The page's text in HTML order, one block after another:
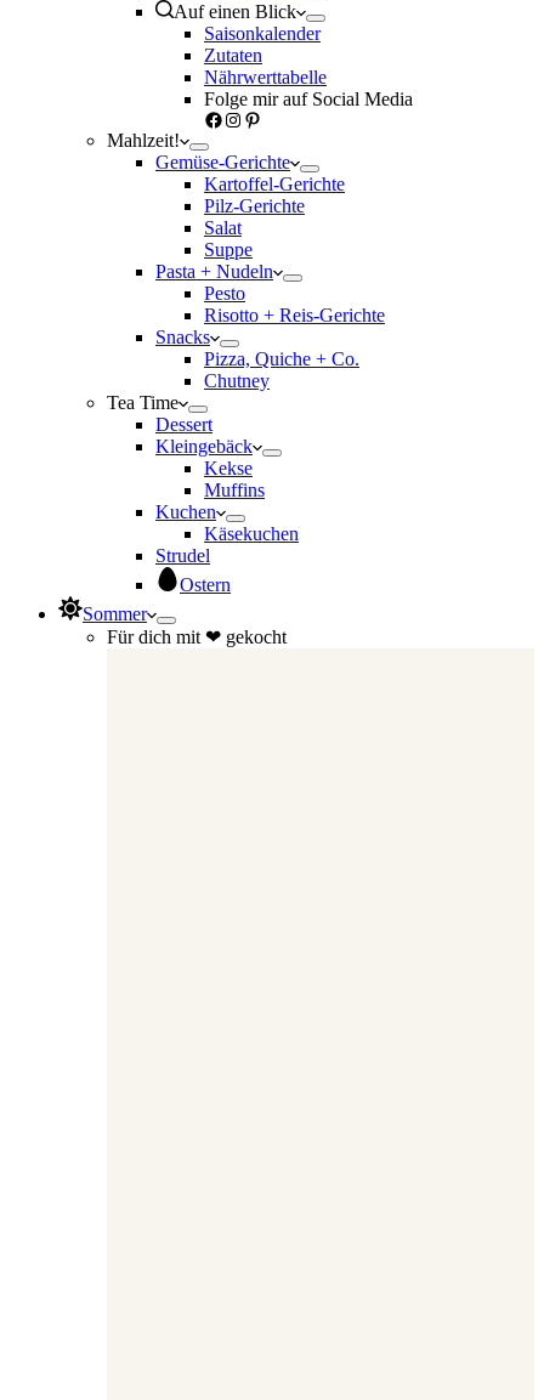
Auf einen Blick
Saisonkalender
Zutaten
Nährwerttabelle
Folge mir auf Social Media
Facebook
Instagram
Pinterest
Mahlzeit!
Gemüse-Gerichte
Kartoffel-Gerichte
Pilz-Gerichte
Salat
Suppe
Pasta + Nudeln
Pesto
Risotto + Reis-Gerichte
Snacks
Pizza, Quiche + Co.
Chutney
Tea Time
Dessert
Kleingebäck
Kekse
Muffins
Kuchen
Käsekuchen
Strudel
Ostern
Sommer
Für dich mit ❤ gekocht